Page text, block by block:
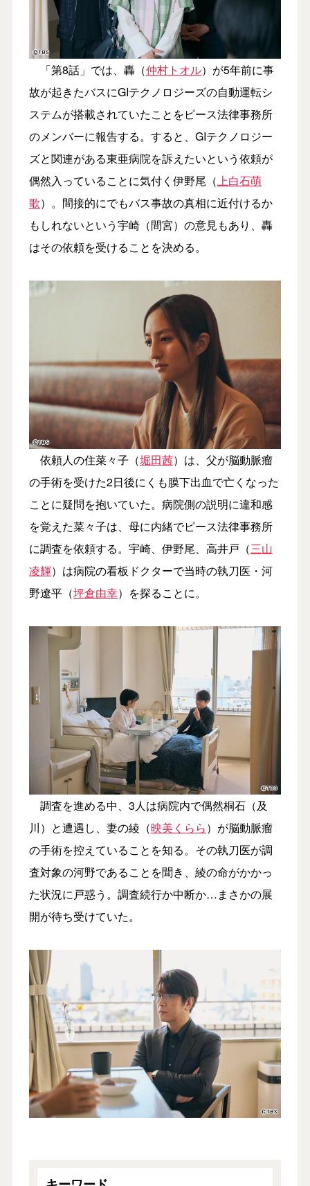
「第8話」では、轟（仲村トオル）が5年前に事
故が起きたバスにGIテクノロジーズの自動運転シ
ステムが搭載されていたことをピース法律事務所
のメンバーに報告する。すると、GIテクノロジー
ズと関連がある東亜病院を訴えたいという依頼が
偶然入っていることに気付く伊野尾（上白石萌
歌）。間接的にでもバス事故の真相に近付けるか
もしれないという宇崎（間宮）の意見もあり、轟
はその依頼を受けることを決める。
依頼人の住菜々子（堀田茜）は、父が脳動脈瘤
の手術を受けた2日後にくも膜下出血で亡くなった
ことに疑問を抱いていた。病院側の説明に違和感
を覚えた菜々子は、母に内緒でピース法律事務所
に調査を依頼する。宇崎、伊野尾、高井戸（三山
凌輝）は病院の看板ドクターで当時の執刀医・河
野遼平（坪倉由幸）を探ることに。
調査を進める中、3人は病院内で偶然桐石（及
川）と遭遇し、妻の綾（映美くらら）が脳動脈瘤
の手術を控えていることを知る。その執刀医が調
査対象の河野であることを聞き、綾の命がかかっ
た状況に戸惑う。調査続行か中断か…まさかの展
開が待ち受けていた。